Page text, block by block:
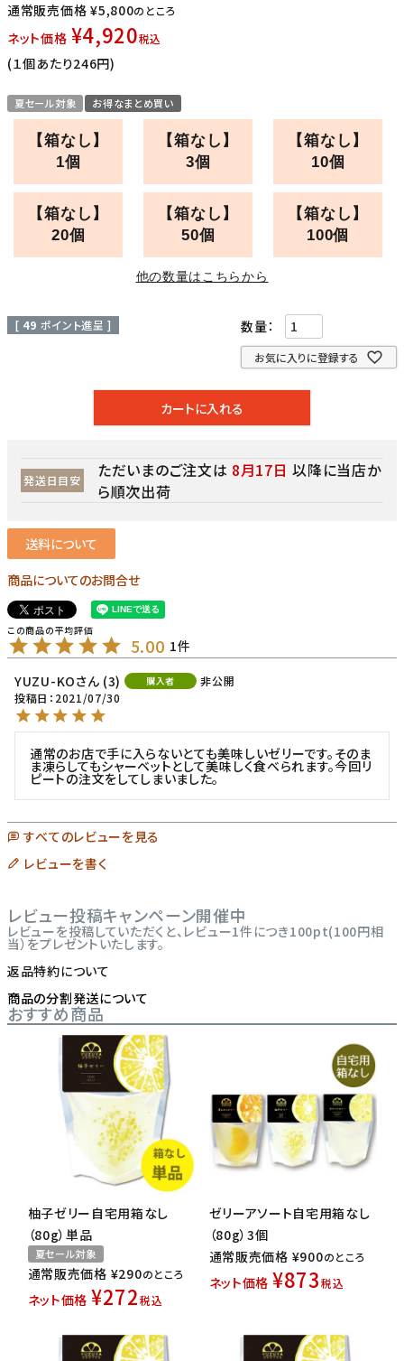
通常販売価格 ¥5,800のところ
ネット価格 ¥4,920税込
(１個あたり246円)
夏セール対象 お得なまとめ買い
【箱なし】
1個
【箱なし】
3個
【箱なし】
10個
【箱なし】
20個
【箱なし】
50個
【箱なし】
100個
他の数量はこちらから
[ 49 ポイント進呈 ]
お気に入りに登録する
カートに入れる
発送日目安 ただいまのご注文は 8月17日 以降に当店か
ら順次出荷
送料について
商品についてのお問合せ
5.00 1
YUZU-KO
3 購入者
非公開
投稿日
2021/07/30
通常のお店で手に入らないとても美味しいゼリーです。そのま
ま凍らしてもシャーベットとして美味しく食べられます。今回リ
ピートの注文をしてしまいました。
すべてのレビューを見る
レビューを書く
レビュー投稿キャンペーン開催中
レビューを投稿していただくと、レビュー1件につき100pt(100円相
当）をプレゼントいたします。
返品特約について
商品の分割発送について
おすすめ商品
柚子ゼリー自宅用箱なし
（80g）単品
夏セール対象
通常販売価格 ¥290のところ
ネット価格 ¥272税込
ゼリーアソート自宅用箱なし
（80g）3個
通常販売価格 ¥900のところ
ネット価格 ¥873税込